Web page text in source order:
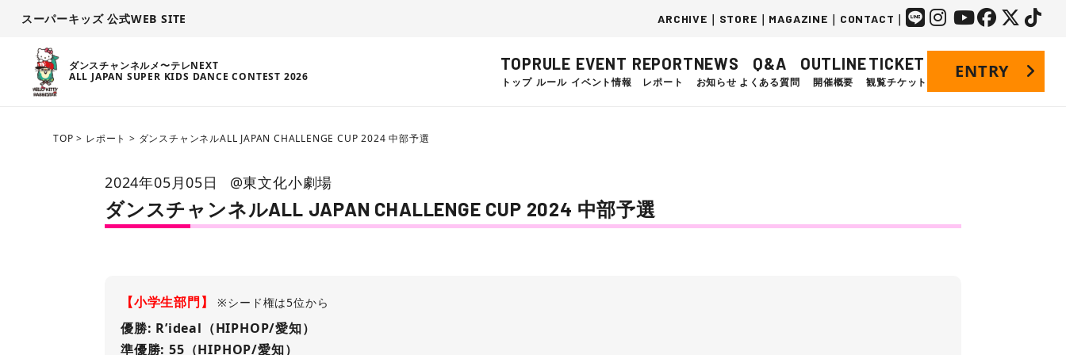
スーパーキッズ 公式WEB SITE ARCHIVE ｜ STORE ｜ MAGAZINE ｜ CONTACT ｜
ダンスチャンネルメ〜テレNEXT
ALL JAPAN SUPER KIDS DANCE CONTEST 2026
TOP
トップ
RULE
ルール
EVENT
イベント情報
REPORT
レポート
NEWS
お知らせ
Q&A
よくある質問
OUTLINE
開催概要
TICKET
観覧チケット
ENTRY
TOP > レポート > ダンスチャンネルALL JAPAN CHALLENGE CUP 2024 中部予選
2024年05月05日 @東文化小劇場
ダンスチャンネルALL JAPAN CHALLENGE CUP 2024 中部予選
【小学生部門】 ※シード権は5位から
優勝: R’ideal（HIPHOP/愛知）
準優勝: 55（HIPHOP/愛知）